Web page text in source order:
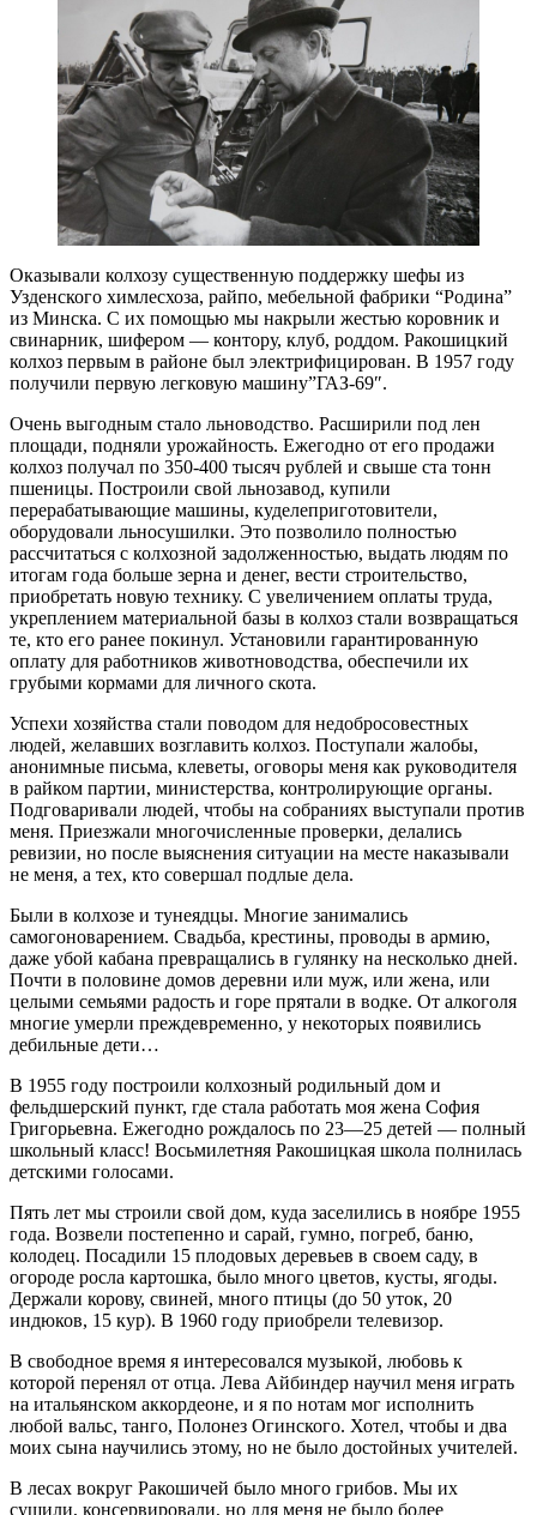
Оказывали колхозу существенную поддержку шефы из
Узденского химлесхоза, райпо, мебельной фабрики “Родина”
из Минска. С их помощью мы накрыли жестью коровник и
свинарник, шифером — контору, клуб, роддом. Ракошицкий
колхоз первым в районе был электрифицирован. В 1957 году
получили первую легковую машину”ГАЗ-69″.
Очень выгодным стало льноводство. Расширили под лен
площади, подняли урожайность. Ежегодно от его продажи
колхоз получал по 350-400 тысяч рублей и свыше ста тонн
пшеницы. Построили свой льнозавод, купили
перерабатывающие машины, куделеприготовители,
оборудовали льносушилки. Это позволило полностью
рассчитаться с колхозной задолженностью, выдать людям по
итогам года больше зерна и денег, вести строительство,
приобретать новую технику. С увеличением оплаты труда,
укреплением материальной базы в колхоз стали возвращаться
те, кто его ранее покинул. Установили гарантированную
оплату для работников животноводства, обеспечили их
грубыми кормами для личного скота.
Успехи хозяйства стали поводом для недобросовестных
людей, желавших возглавить колхоз. Поступали жалобы,
анонимные письма, клеветы, оговоры меня как руководителя
в райком партии, министерства, контролирующие органы.
Подговаривали людей, чтобы на собраниях выступали против
меня. Приезжали многочисленные проверки, делались
ревизии, но после выяснения ситуации на месте наказывали
не меня, а тех, кто совершал подлые дела.
Были в колхозе и тунеядцы. Многие занимались
самогоноварением. Свадьба, крестины, проводы в армию,
даже убой кабана превращались в гулянку на несколько дней.
Почти в половине домов деревни или муж, или жена, или
целыми семьями радость и горе прятали в водке. От алкоголя
многие умерли преждевременно, у некоторых появились
дебильные дети…
В 1955 году построили колхозный родильный дом и
фельдшерский пункт, где стала работать моя жена София
Григорьевна. Ежегодно рождалось по 23—25 детей — полный
школьный класс! Восьмилетняя Ракошицкая школа полнилась
детскими голосами.
Пять лет мы строили свой дом, куда заселились в ноябре 1955
года. Возвели постепенно и сарай, гумно, погреб, баню,
колодец. Посадили 15 плодовых деревьев в своем саду, в
огороде росла картошка, было много цветов, кусты, ягоды.
Держали корову, свиней, много птицы (до 50 уток, 20
индюков, 15 кур). В 1960 году приобрели телевизор.
В свободное время я интересовался музыкой, любовь к
которой перенял от отца. Лева Айбиндер научил меня играть
на итальянском аккордеоне, и я по нотам мог исполнить
любой вальс, танго, Полонез Огинского. Хотел, чтобы и два
моих сына научились этому, но не было достойных учителей.
В лесах вокруг Ракошичей было много грибов. Мы их
сушили, консервировали, но для меня не было более